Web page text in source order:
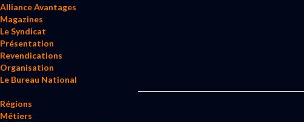
Alliance Avantages
Magazines
Le Syndicat
Présentation
Revendications
Organisation
Le Bureau National
Régions
Métiers